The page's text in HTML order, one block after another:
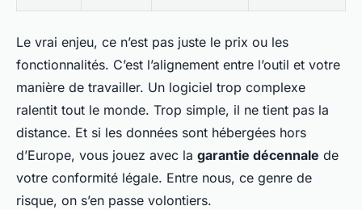
Le vrai enjeu, ce n’est pas juste le prix ou les
fonctionnalités. C’est l’alignement entre l’outil et votre
manière de travailler. Un logiciel trop complexe
ralentit tout le monde. Trop simple, il ne tient pas la
distance. Et si les données sont hébergées hors
d’Europe, vous jouez avec la garantie décennale de
votre conformité légale. Entre nous, ce genre de
risque, on s’en passe volontiers.